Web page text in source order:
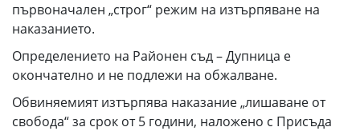
първоначален „строг“ режим на изтърпяване на
наказанието.
Определението на Районен съд – Дупница е
окончателно и не подлежи на обжалване.
Обвиняемият изтърпява наказание „лишаване от
свобода“ за срок от 5 години, наложено с Присъда